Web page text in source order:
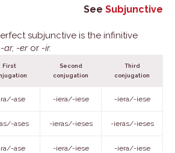
See Subjunctive
subjunctive is the infinitive
-ar, -eror -ir.
First
Second
conjugation
Third
conjugation
ase -iera/-iese -iera/-iese
ases -ieras/-ieses -ieras/-ieses
ase -iera/-iese -iera/-iese